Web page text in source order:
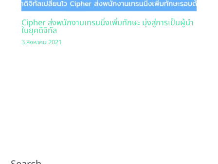
Cipher ส่งพนักงานเทรนนิ่งเพิ่มทักษะ มุ่งสู่การเป็นผู้นำ
ในยุคดิจิทัล
3 สิงหาคม 2021